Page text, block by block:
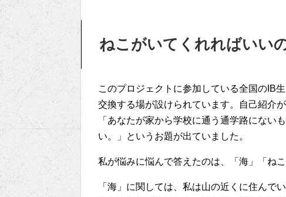
ねこがいてくれればいい
このプロジェクトに参加している全国のIB
交換する場が設けられています。自己紹介
「あなたが家から学校に通う通学路にない
い。」というお題が出ていました。
私が悩みに悩んで答えたのは、「海」「ね
「海」に関しては、私は山の近くに住んで